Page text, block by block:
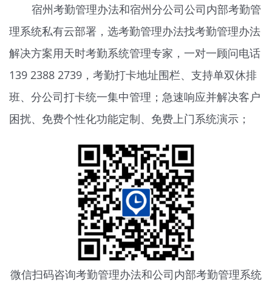
宿州考勤管理办法和宿州分公司公司内部考勤管
理系统私有云部署，选考勤管理办法找考勤管理办法
解决方案用天时考勤系统管理专家，一对一顾问电话
139 2388 2739，考勤打卡地址围栏、支持单双休排
班、分公司打卡统一集中管理；急速响应并解决客户
困扰、免费个性化功能定制、免费上门系统演示；
微信扫码咨询考勤管理办法和公司内部考勤管理系统